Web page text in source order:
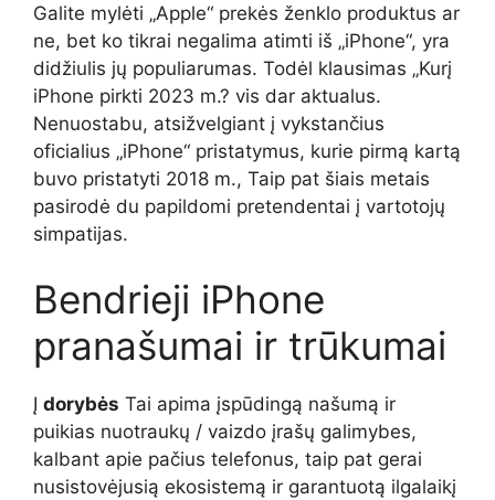
Galite mylėti „Apple“ prekės ženklo produktus ar
ne, bet ko tikrai negalima atimti iš „iPhone“, yra
didžiulis jų populiarumas. Todėl klausimas „Kurį
iPhone pirkti 2023 m.? vis dar aktualus.
Nenuostabu, atsižvelgiant į vykstančius
oficialius „iPhone“ pristatymus, kurie pirmą kartą
buvo pristatyti 2018 m., Taip pat šiais metais
pasirodė du papildomi pretendentai į vartotojų
simpatijas.
Bendrieji iPhone
pranašumai ir trūkumai
Į dorybės Tai apima įspūdingą našumą ir
puikias nuotraukų / vaizdo įrašų galimybes,
kalbant apie pačius telefonus, taip pat gerai
nusistovėjusią ekosistemą ir garantuotą ilgalaikį